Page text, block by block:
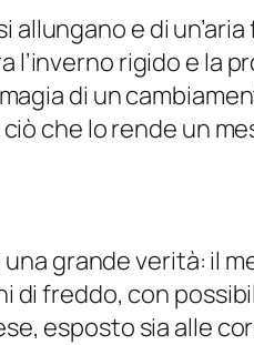
allungano e di
rigido e la
di un
che lo rende un
grande verità: il
freddo, con
esposto sia alle